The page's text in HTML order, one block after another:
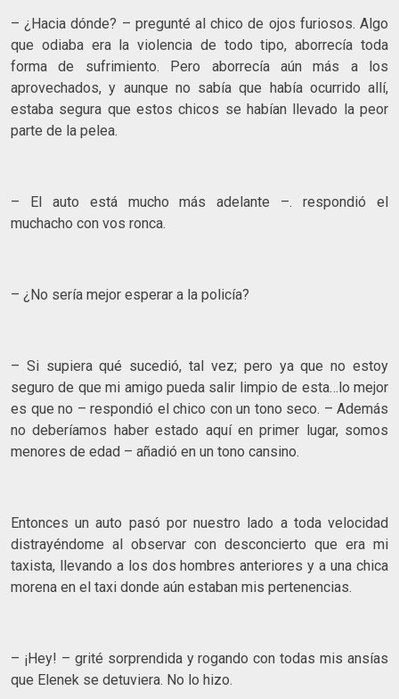
– ¿Hacia dónde? – pregunté al chico de ojos furiosos. Algo
que odiaba era la violencia de todo tipo, aborrecía toda
forma de sufrimiento. Pero aborrecía aún más a los
aprovechados, y aunque no sabía que había ocurrido allí,
estaba segura que estos chicos se habían llevado la peor
parte de la pelea.
– El auto está mucho más adelante –. respondió el
muchacho con vos ronca.
– ¿No sería mejor esperar a la policía?
– Si supiera qué sucedió, tal vez; pero ya que no estoy
seguro de que mi amigo pueda salir limpio de esta…lo mejor
es que no – respondió el chico con un tono seco. – Además
no deberíamos haber estado aquí en primer lugar, somos
menores de edad – añadió en un tono cansino.
Entonces un auto pasó por nuestro lado a toda velocidad
distrayéndome al observar con desconcierto que era mi
taxista, llevando a los dos hombres anteriores y a una chica
morena en el taxi donde aún estaban mis pertenencias.
– ¡Hey! – grité sorprendida y rogando con todas mis ansías
que Elenek se detuviera. No lo hizo.